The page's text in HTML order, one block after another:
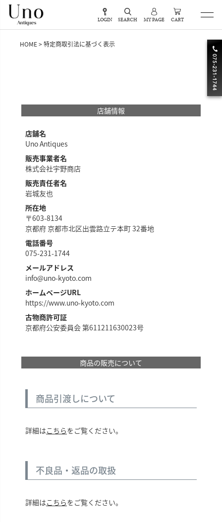
LOGIN SEARCH MY PAGE CART
HOME 特定商取引法に基づく表示
店舗情報
店舗名
Uno Antiques
販売事業者名
株式会社宇野商店
販売責任者名
岩城友也
所在地
〒603-8134
京都府 京都市北区出雲路立テ本町 32番地
電話番号
075-231-1744
メールアドレス
info@uno-kyoto.com
ホームページURL
https://www.uno-kyoto.com
古物商許可証
京都府公安委員会 第611211630023号
商品の販売について
商品引渡しについて
詳細はこちらをご覧ください。
不良品・返品の取扱
詳細はこちらをご覧ください。